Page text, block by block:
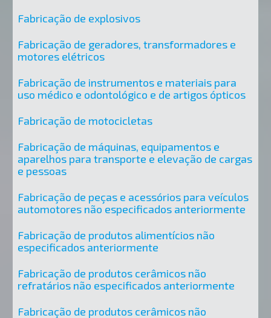
Fabricação de explosivos
Fabricação de geradores, transformadores e
motores elétricos
Fabricação de instrumentos e materiais para
uso médico e odontológico e de artigos ópticos
Fabricação de motocicletas
Fabricação de máquinas, equipamentos e
aparelhos para transporte e elevação de cargas
e pessoas
Fabricação de peças e acessórios para veículos
automotores não especificados anteriormente
Fabricação de produtos alimentícios não
especificados anteriormente
Fabricação de produtos cerâmicos não
refratários não especificados anteriormente
Fabricação de produtos cerâmicos não